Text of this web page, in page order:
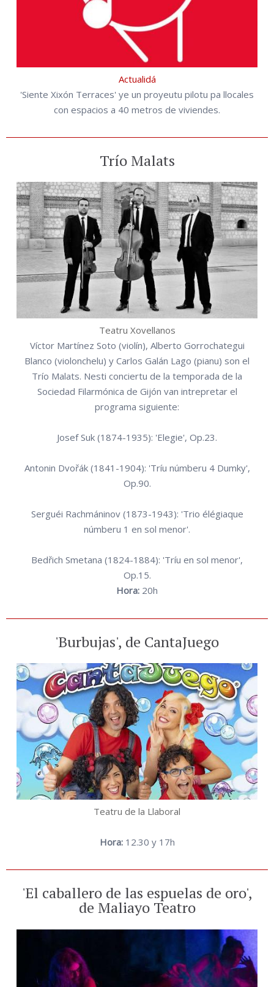
Actualidá
'Siente Xixón Terraces' ye un proyeutu pilotu pa llocales
con espacios a 40 metros de viviendes.
Trío Malats
Teatru Xovellanos
Víctor Martínez Soto (violín), Alberto Gorrochategui
Blanco (violonchelu) y Carlos Galán Lago (pianu) son el
Trío Malats. Nesti conciertu de la temporada de la
Sociedad Filarmónica de Gijón van intrepretar el
programa siguiente:
Josef Suk (1874-1935): 'Elegie', Op.23.
Antonin Dvořák (1841-1904): 'Tríu númberu 4 Dumky',
Op.90.
Serguéi Rachmáninov (1873-1943): 'Trio élégiaque
númberu 1 en sol menor'.
Bedřich Smetana (1824-1884): 'Tríu en sol menor',
Op.15.
Hora: 20h
'Burbujas', de CantaJuego
Teatru de la Llaboral
Hora:12.30 y 17h
'El caballero de las espuelas de oro',
de Maliayo Teatro